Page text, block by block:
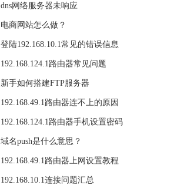
dns网络服务器未响应
电商网站怎么做？
登陆192.168.10.1常见的错误信息
192.168.124.1路由器常见问题
新手如何搭建FTP服务器
192.168.49.1路由器连不上的原因
192.168.124.1路由器手机设置密码
域名push是什么意思？
192.168.49.1路由器上网设置教程
192.168.10.1连接问题汇总